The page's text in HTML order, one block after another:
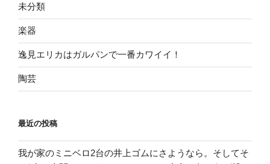
未分類
楽器
逸見エリカはガルパンで一番カワイイ！
陶芸
最近の投稿
我が家のミニベロ2台の井上ゴムにさようなら。そしてそ